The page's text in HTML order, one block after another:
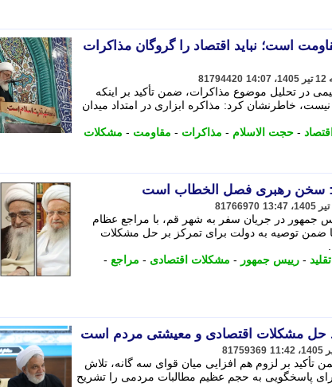
است؛ نباید اقتصاد را گروگان مذاکرات
81794420
در تحلیل موضوع مذاکرات، ضمن تأکید بر اینکه
خاطرنشان کرد: مذاکره ابزاری در امتداد میدان
اقتصاد - حجت الاسلام - مذاکرات - مقاومت - مشکلات
: سخن رهبری فصل الخطاب است
81766970
در جریان سفر به شهر قم، با مراجع عظام
ضمن توصیه به دولت برای تمرکز بر حل مشکلات
- رییس جمهور - مشکلات اقتصادی - مراجع -
حل مشکلات اقتصادی و معیشتی مردم است
81759369
بر لزوم هم افزایی میان قوای سه گانه، تلاش
پاسخگویی به حجم عظیم مطالبات مردمی را تشریح